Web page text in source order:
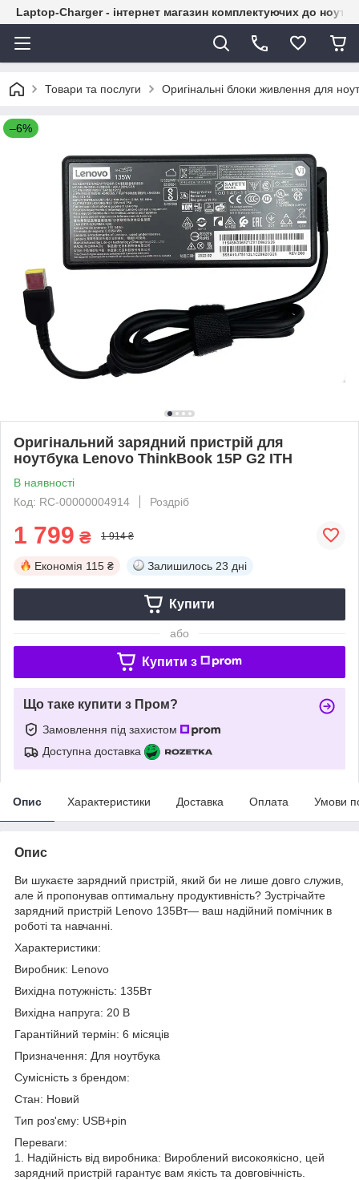
Laptop-Charger - інтернет магазин комплектуючих до
Товари та послуги Оригінальні блоки живлення для
–6%
Оригінальний зарядний пристрій для
ноутбука Lenovo ThinkBook 15P G2 ITH
В наявності
Код: RC-00000004914
Роздріб
1 799 ₴ 1 914 ₴
Економія 115 ₴ Залишилось 23 дні
Купити
або
Купити з
Що таке купити з Пром?
Замовлення під захистом
Доступна доставка
Опис Характеристики Доставка Оплата Умови
Опис
Ви шукаєте зарядний пристрій, який би не лише довго служив,
але й пропонував оптимальну продуктивність? Зустрічайте
зарядний пристрій Lenovo 135Вт— ваш надійний помічник в
роботі та навчанні.
Характеристики:
Виробник: Lenovo
Вихідна потужність: 135Вт
Вихідна напруга: 20 В
Гарантійний термін: 6 місяців
Призначення: Для ноутбука
Сумісність з брендом:
Стан: Новий
Тип роз'єму: USB+pin
Переваги:
1. Надійність від виробника: Вироблений високоякісно, цей
зарядний пристрій гарантує вам якість та довговічність.